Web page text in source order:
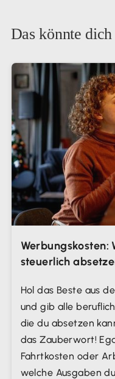
Das könnte
Werbungskosten:
steuerlich
Hol das Beste aus
und gib alle
die du absetzen
das Zauberwort!
Fahrtkosten oder
welche Ausgaben